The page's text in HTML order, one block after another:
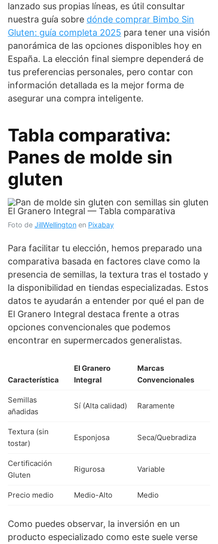
lanzado sus propias líneas, es útil consultar
nuestra guía sobre dónde comprar Bimbo Sin
Gluten: guía completa 2025 para tener una visión
panorámica de las opciones disponibles hoy en
España. La elección final siempre dependerá de
tus preferencias personales, pero contar con
información detallada es la mejor forma de
asegurar una compra inteligente.
Tabla comparativa:
Panes de molde sin
gluten
Foto de JillWellington en Pixabay
Para facilitar tu elección, hemos preparado una
comparativa basada en factores clave como la
presencia de semillas, la textura tras el tostado y
la disponibilidad en tiendas especializadas. Estos
datos te ayudarán a entender por qué el pan de
El Granero Integral destaca frente a otras
opciones convencionales que podemos
encontrar en supermercados generalistas.
Característica
El Granero
Integral
Marcas
Convencionales
Semillas
añadidas
Sí (Alta calidad) Raramente
Textura (sin
tostar)
Esponjosa Seca/Quebradiza
Certificación
Gluten
Rigurosa Variable
Precio medio Medio-Alto Medio
Como puedes observar, la inversión en un
producto especializado como este suele verse